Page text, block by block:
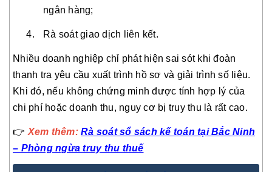
ngân hàng;
Rà soát giao dịch liên kết.
Nhiều doanh nghiệp chỉ phát hiện sai sót khi đoàn
thanh tra yêu cầu xuất trình hồ sơ và giải trình số liệu.
Khi đó, nếu không chứng minh được tính hợp lý của
chi phí hoặc doanh thu, nguy cơ bị truy thu là rất cao.
👉 Xem thêm: Rà soát sổ sách kế toán tại Bắc Ninh
– Phòng ngừa truy thu thuế